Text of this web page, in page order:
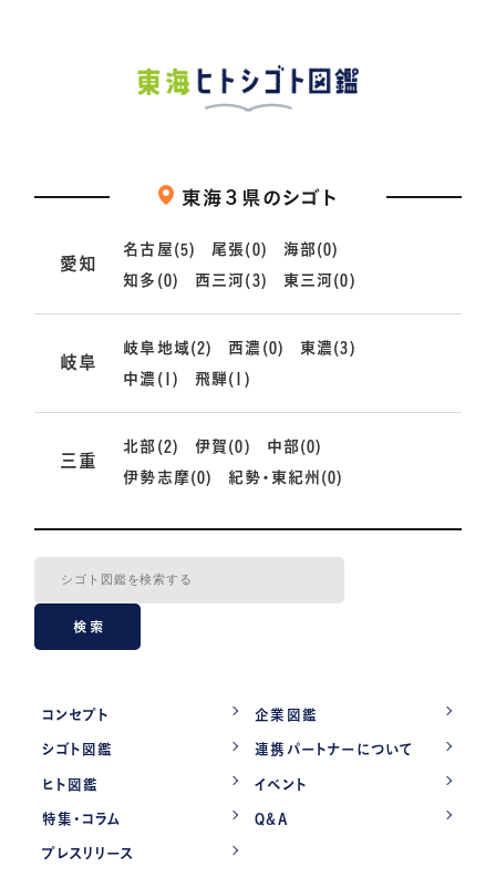
東海３県のシゴト
愛知
名古屋(5) 尾張(0)
海部(0)
知多(0)
西三河(3) 東三河(0)
岐阜
岐阜地域(2) 西濃(0)
東濃(3)
中濃(1)
飛騨(1)
三重
北部(2) 伊賀(0)
中部(0)
伊勢志摩(0)
紀勢・東紀州(0)
検索
コンセプト 企業図鑑
シゴト図鑑 連携パートナーについて
ヒト図鑑 イベント
特集・コラム Q&A
プレスリリース